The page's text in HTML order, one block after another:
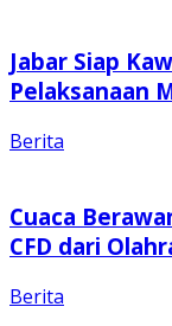
Jabar Siap
Pelaksanaan
Berita
Cuaca
CFD dari
Berita